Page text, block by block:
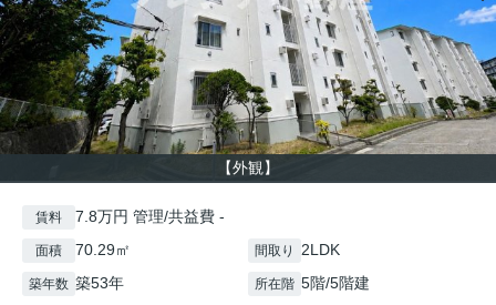
【外観】
賃料 7.8万円 管理/共益費 -
面積 70.29㎡ 間取り 2LDK
築年数 築53年 所在階 5階/5階建